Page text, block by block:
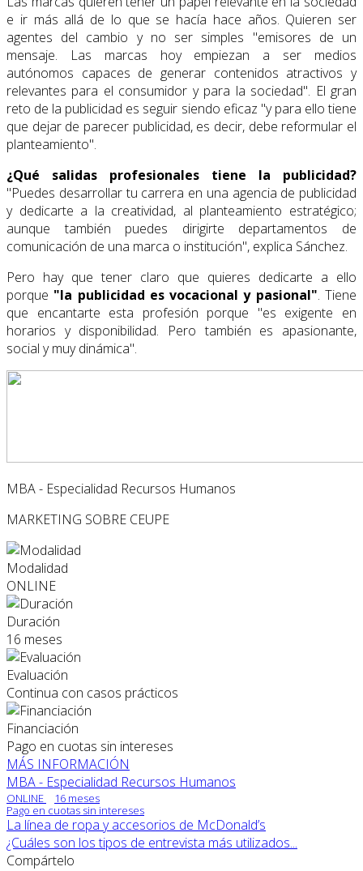
e ir más allá de lo que se hacía hace años. Quieren ser
agentes del cambio y no ser simples "emisores de un
mensaje. Las marcas hoy empiezan a ser medios
autónomos capaces de generar contenidos atractivos y
relevantes para el consumidor y para la sociedad". El gran
reto de la publicidad es seguir siendo eficaz "y para ello tiene
que dejar de parecer publicidad, es decir, debe reformular el
planteamiento".
¿Qué salidas profesionales tiene la publicidad?
"Puedes desarrollar tu carrera en una agencia de publicidad
y dedicarte a la creatividad, al planteamiento estratégico;
aunque también puedes dirigirte departamentos de
comunicación de una marca o institución", explica Sánchez.
Pero hay que tener claro que quieres dedicarte a ello
porque "la publicidad es vocacional y pasional". Tiene
que encantarte esta profesión porque "es exigente en
horarios y disponibilidad. Pero también es apasionante,
social y muy dinámica".
MBA - Especialidad Recursos Humanos
MARKETING SOBRE CEUPE
Modalidad
ONLINE
Duración
16 meses
Evaluación
Continua con casos prácticos
Financiación
Pago en cuotas sin intereses
MÁS INFORMACIÓN
MBA - Especialidad Recursos Humanos
ONLINE
16 meses
Pago en cuotas sin intereses
La línea de ropa y accesorios de McDonald’s
¿Cuáles son los tipos de entrevista más utilizados...
Compártelo